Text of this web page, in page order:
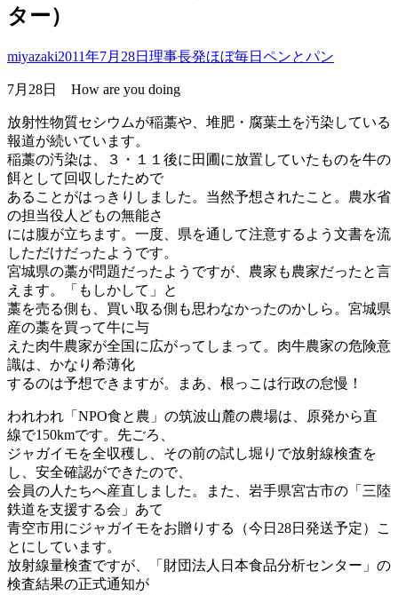
ター）
miyazaki2011年7月28日 理事長発ほぼ毎日ペンとパン
7月28日 How are you doing
放射性物質セシウムが稲藁や、堆肥・腐葉土を汚染している
報道が続いています。
稲藁の汚染は、３・１１後に田圃に放置していたものを牛の
餌として回収したためで
あることがはっきりしました。当然予想されたこと。農水省
の担当役人どもの無能さ
には腹が立ちます。一度、県を通して注意するよう文書を流
しただけだったようです。
宮城県の藁が問題だったようですが、農家も農家だったと言
えます。「もしかして」と
藁を売る側も、買い取る側も思わなかったのかしら。宮城県
産の藁を買って牛に与
えた肉牛農家が全国に広がってしまって。肉牛農家の危険意
識は、かなり希薄化
するのは予想できますが。まあ、根っこは行政の怠慢！
われわれ「NPO食と農」の筑波山麓の農場は、原発から直
線で150kmです。先ごろ、
ジャガイモを全収穫し、その前の試し堀りで放射線検査を
し、安全確認ができたので、
会員の人たちへ産直しました。また、岩手県宮古市の「三陸
鉄道を支援する会」あて
青空市用にジャガイモをお贈りする（今日28日発送予定）こ
とにしています。
放射線量検査ですが、「財団法人日本食品分析センター」の
検査結果の正式通知が